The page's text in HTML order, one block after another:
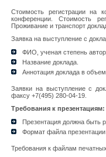
Стоимость регистрации на
конференции. Стоимость
Проживание и транспорт
Заявка на выступление с
ФИО, ученая степень
Название доклада.
Аннотация доклада в
Заявки на выступление с
факсу +7(495) 280-04-19.
Требования к презентациям:
Презентация должна быть
Формат файла
Требования к файлам